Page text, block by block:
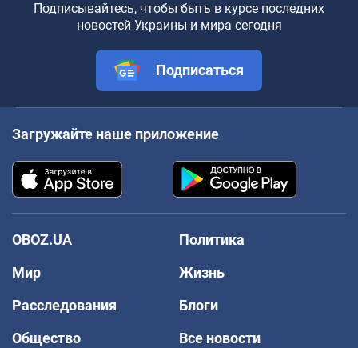
Подписывайтесь, чтобы быть в курсе последних
новостей Украины и мира сегодня
Подписаться
Загружайте наше приложение
OBOZ.UA
Политика
Мир
Жизнь
Расследования
Блоги
Общество
Все новости